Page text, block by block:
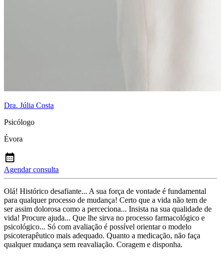
Dra. Júlia Costa
Psicólogo
Évora
Agendar consulta
Olá! Histórico desafiante... A sua força de vontade é fundamental
para qualquer processo de mudança! Certo que a vida não tem de
ser assim dolorosa como a perceciona... Insista na sua qualidade de
vida! Procure ajuda... Que lhe sirva no processo farmacológico e
psicológico... Só com avaliação é possível orientar o modelo
psicoterapêutico mais adequado. Quanto a medicação, não faça
qualquer mudança sem reavaliação. Coragem e disponha.